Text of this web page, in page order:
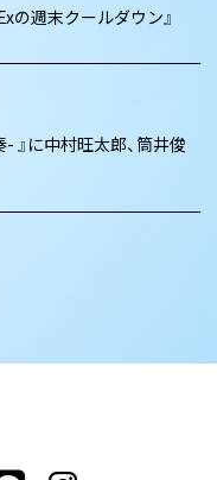
の週末クールダウン』
』に中村旺太郎、筒井俊